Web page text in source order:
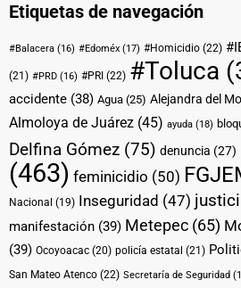
Etiquetas de navegación
#Balacera (16) #Edoméx (17) #Homicidio (22)
(21) #PRD (16) #PRI (22) #Toluca
accidente (38) Agua (25) Alejandra del
Almoloya de Juárez (45) ayuda (18)
Delfina Gómez (75) denuncia (27)
(463) feminicidio (50)
Nacional (19) Inseguridad (47)
manifestación (39) Metepec (65)
(39) Ocoyoacac (20) policía estatal (21)
San Mateo Atenco (22) Secretaría de Seguridad